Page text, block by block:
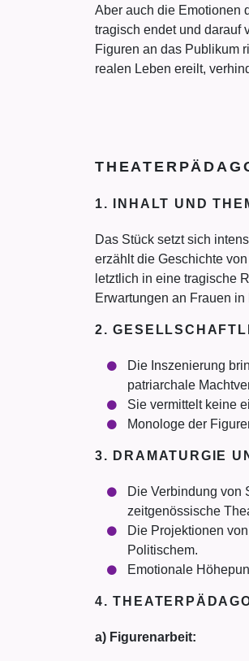
Aber auch die Emotionen
tragisch endet und darauf
Figuren an das Publikum
realen Leben ereilt,
1. INHALT UND
Das Stück setzt sich
erzählt die Geschichte
letztlich in eine tragische
Erwartungen an Frauen
2.
Die Inszenierung
patriarchale
Sie vermittelt keine
Monologe der
3. DRAMATURGIE
Die Verbindung von
zeitgenössische
Die Projektionen
Politischem.
Emotionale
4.
a) Figurenarbeit: